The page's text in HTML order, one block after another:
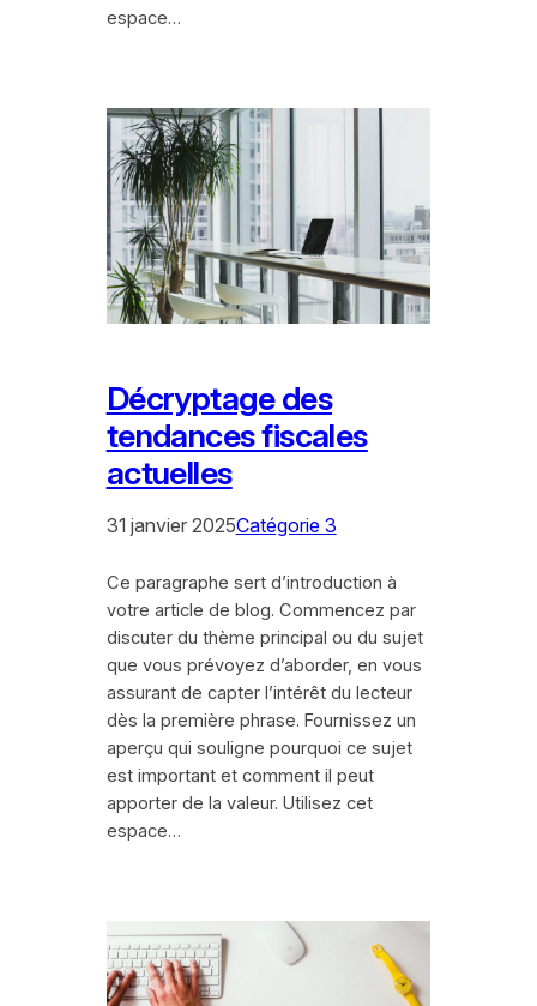
espace…
Décryptage des
tendances fiscales
actuelles
31 janvier 2025Catégorie 3
Ce paragraphe sert d’introduction à
votre article de blog. Commencez par
discuter du thème principal ou du sujet
que vous prévoyez d’aborder, en vous
assurant de capter l’intérêt du lecteur
dès la première phrase. Fournissez un
aperçu qui souligne pourquoi ce sujet
est important et comment il peut
apporter de la valeur. Utilisez cet
espace…